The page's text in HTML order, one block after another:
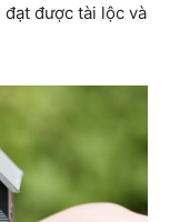
được tài lộc và